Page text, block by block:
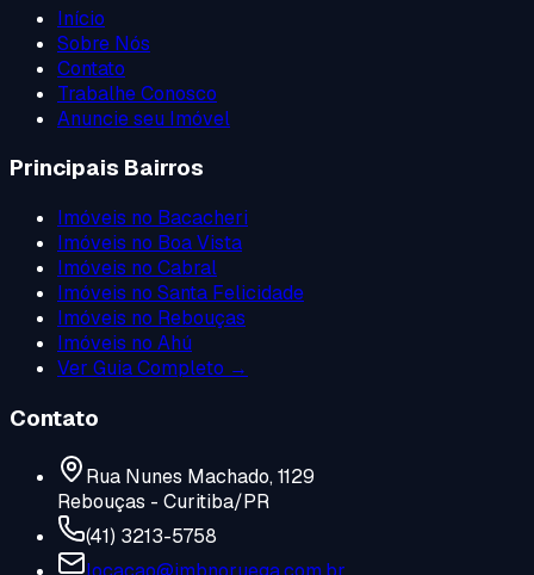
Início
Sobre Nós
Contato
Trabalhe Conosco
Anuncie seu Imóvel
Principais Bairros
Imóveis no Bacacheri
Imóveis no Boa Vista
Imóveis no Cabral
Imóveis no Santa Felicidade
Imóveis no Rebouças
Imóveis no Ahú
Ver Guia Completo →
Contato
Rua Nunes Machado, 1129
Rebouças - Curitiba/PR
(41) 3213-5758